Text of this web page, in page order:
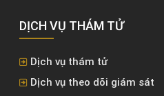
DỊCH VỤ THÁM TỬ
Dịch vụ thám tử
Dịch vụ theo dõi giám sát